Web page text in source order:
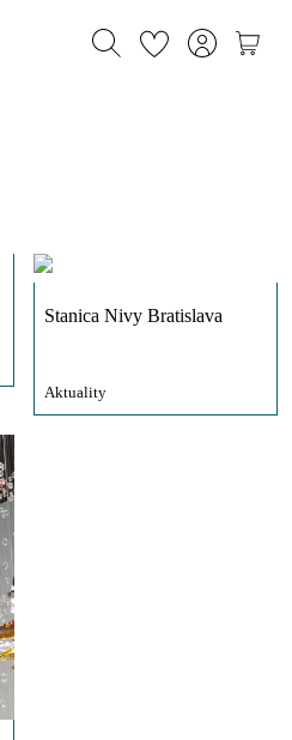
Stanica Nivy Bratislava
Aktuality